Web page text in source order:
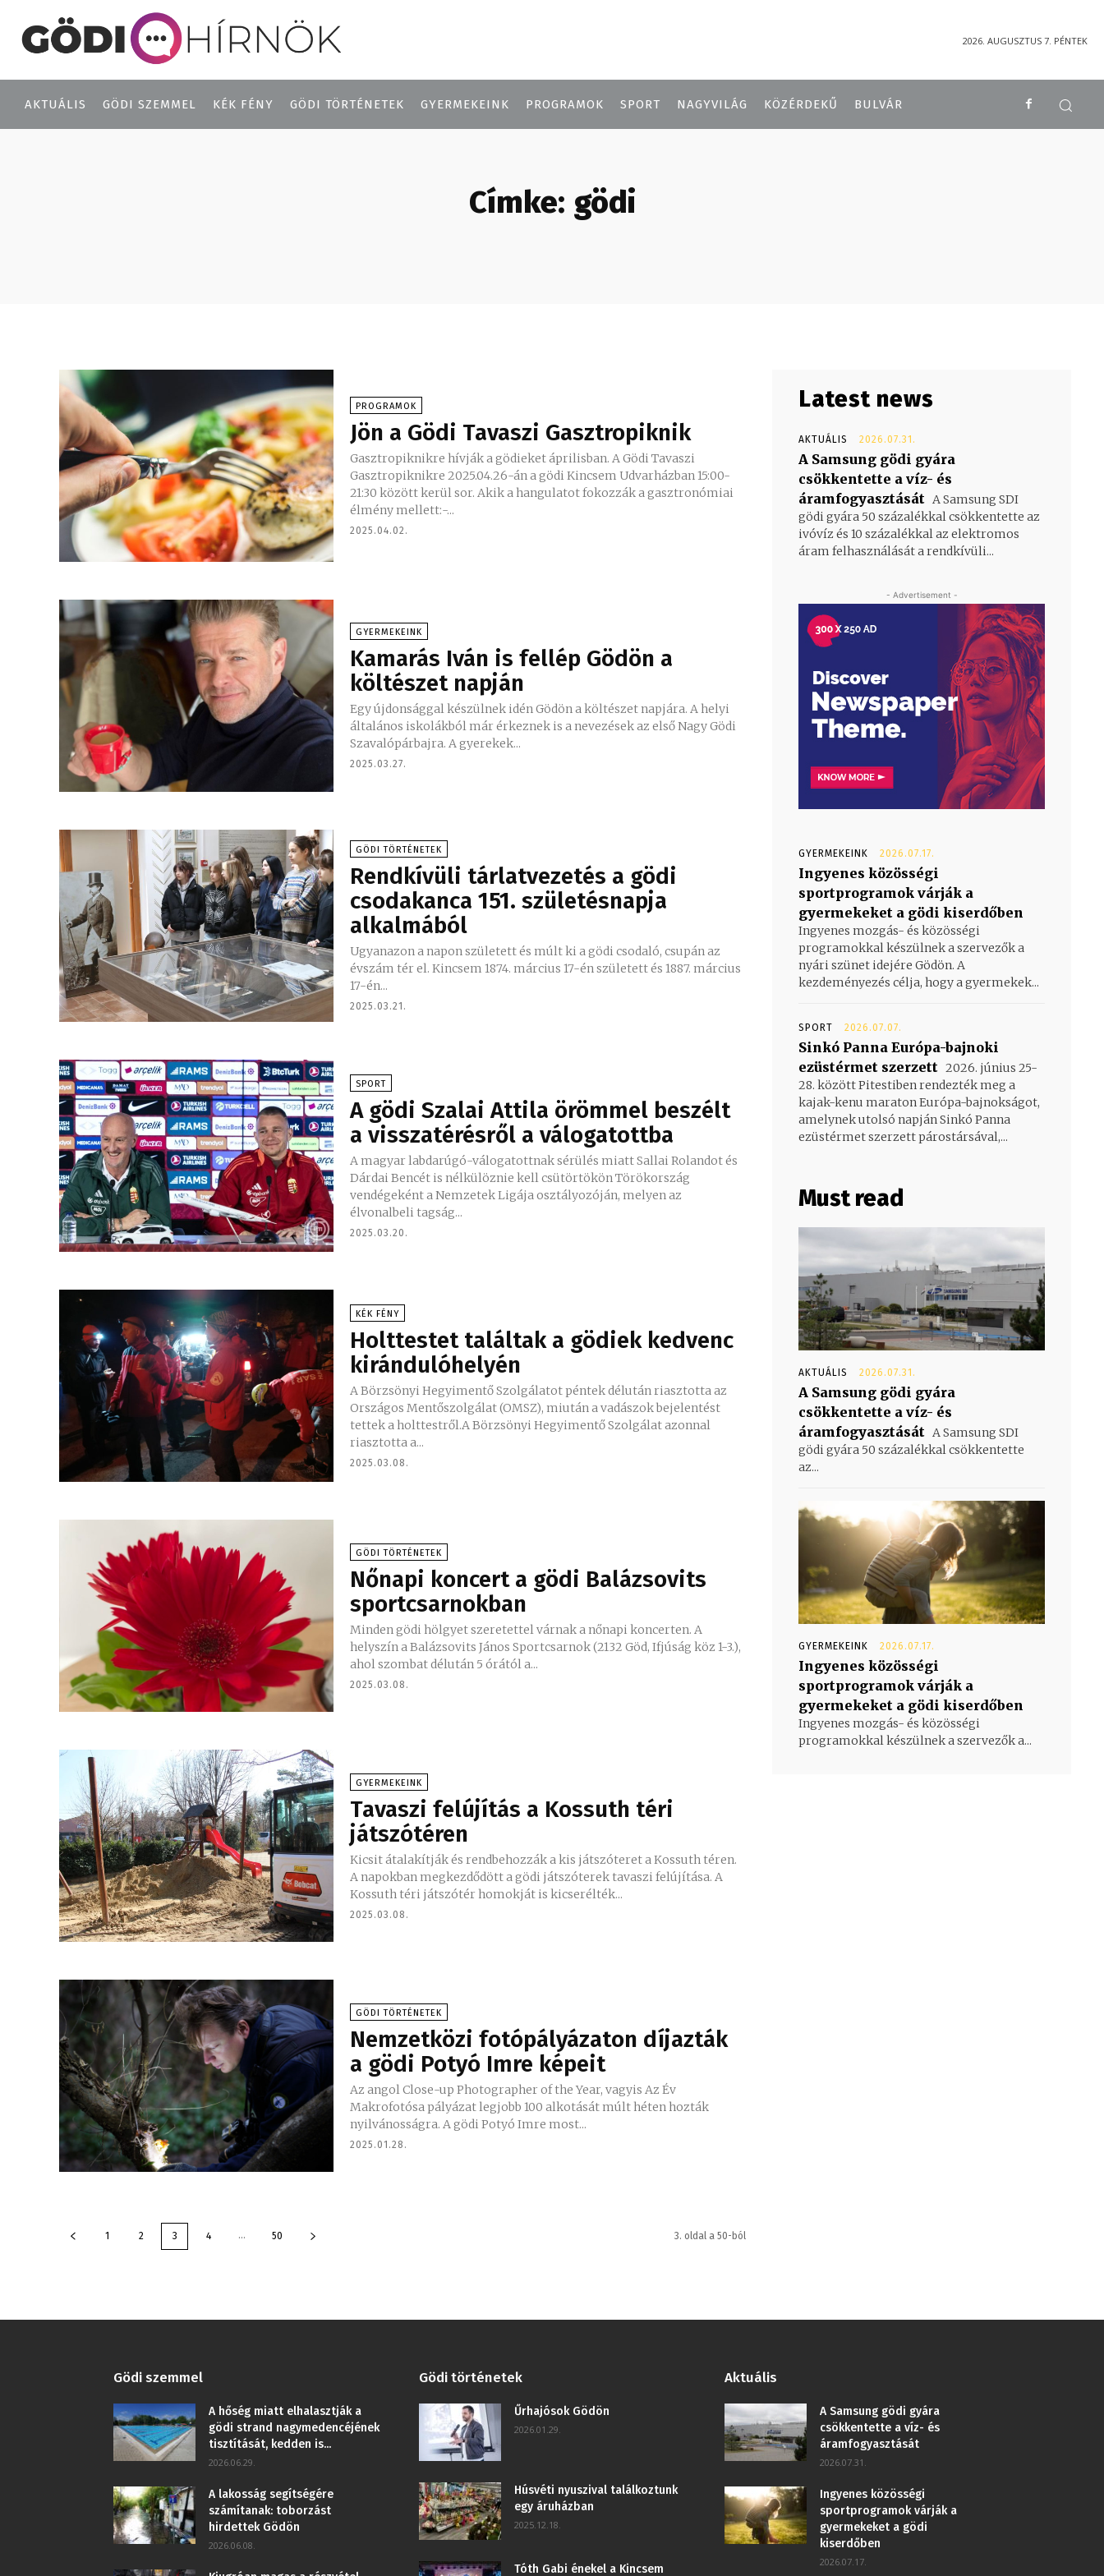
2026. AUGUSZTUS 7. PÉNTEK
AKTUÁLIS GÖDI SZEMMEL KÉK FÉNY GÖDI TÖRTÉNETEK GYERMEKEINK PROGRAMOK SPORT NAGYVILÁG KÖZÉRDEKŰ BULVÁR
Címke: gödi
PROGRAMOK
Jön a Gödi Tavaszi Gasztropiknik
Gasztropiknikre hívják a gödieket áprilisban. A Gödi Tavaszi
Gasztropiknikre 2025.04.26-án a gödi Kincsem Udvarházban 15:00-
21:30 között kerül sor. Akik a hangulatot fokozzák a gasztronómiai
élmény mellett:-...
2025.04.02.
GYERMEKEINK
Kamarás Iván is fellép Gödön a
költészet napján
Egy újdonsággal készülnek idén Gödön a költészet napjára. A helyi
általános iskolákból már érkeznek is a nevezések az első Nagy Gödi
Szavalópárbajra. A gyerekek...
2025.03.27.
GÖDI TÖRTÉNETEK
Rendkívüli tárlatvezetés a gödi
csodakanca 151. születésnapja
alkalmából
Ugyanazon a napon született és múlt ki a gödi csodaló, csupán az
évszám tér el. Kincsem 1874. március 17-én született és 1887. március
17-én...
2025.03.21.
SPORT
A gödi Szalai Attila örömmel beszélt
a visszatérésről a válogatottba
A magyar labdarúgó-válogatottnak sérülés miatt Sallai Rolandot és
Dárdai Bencét is nélkülöznie kell csütörtökön Törökország
vendégeként a Nemzetek Ligája osztályozóján, melyen az
élvonalbeli tagság...
2025.03.20.
KÉK FÉNY
Holttestet találtak a gödiek kedvenc
kirándulóhelyén
A Börzsönyi Hegyimentő Szolgálatot péntek délután riasztotta az
Országos Mentőszolgálat (OMSZ), miután a vadászok bejelentést
tettek a holttestről.A Börzsönyi Hegyimentő Szolgálat azonnal
riasztotta a...
2025.03.08.
GÖDI TÖRTÉNETEK
Nőnapi koncert a gödi Balázsovits
sportcsarnokban
Minden gödi hölgyet szeretettel várnak a nőnapi koncerten. A
helyszín a Balázsovits János Sportcsarnok (2132 Göd, Ifjúság köz 1-3.),
ahol szombat délután 5 órától a...
2025.03.08.
GYERMEKEINK
Tavaszi felújítás a Kossuth téri
játszótéren
Kicsit átalakítják és rendbehozzák a kis játszóteret a Kossuth téren.
A napokban megkezdődött a gödi játszóterek tavaszi felújítása. A
Kossuth téri játszótér homokját is kicserélték...
2025.03.08.
GÖDI TÖRTÉNETEK
Nemzetközi fotópályázaton díjazták
a gödi Potyó Imre képeit
Az angol Close-up Photographer of the Year, vagyis Az Év
Makrofotósa pályázat legjobb 100 alkotását múlt héten hozták
nyilvánosságra. A gödi Potyó Imre most...
2025.01.28.
1 2 3 4 ... 50 3. oldal a 50-ból
Latest news
AKTUÁLIS 2026.07.31.
A Samsung gödi gyára
csökkentette a víz- és
áramfogyasztását A Samsung SDI
gödi gyára 50 százalékkal csökkentette az
ivóvíz és 10 százalékkal az elektromos
áram felhasználását a rendkívüli...
- Advertisement -
GYERMEKEINK 2026.07.17.
Ingyenes közösségi
sportprogramok várják a
gyermekeket a gödi kiserdőben
Ingyenes mozgás- és közösségi
programokkal készülnek a szervezők a
nyári szünet idejére Gödön. A
kezdeményezés célja, hogy a gyermekek...
SPORT 2026.07.07.
Sinkó Panna Európa-bajnoki
ezüstérmet szerzett 2026. június 25-
28. között Pitestiben rendezték meg a
kajak-kenu maraton Európa-bajnokságot,
amelynek utolsó napján Sinkó Panna
ezüstérmet szerzett párostársával,...
Must read
AKTUÁLIS 2026.07.31.
A Samsung gödi gyára
csökkentette a víz- és
áramfogyasztását A Samsung SDI
gödi gyára 50 százalékkal csökkentette
az...
GYERMEKEINK 2026.07.17.
Ingyenes közösségi
sportprogramok várják a
gyermekeket a gödi kiserdőben
Ingyenes mozgás- és közösségi
programokkal készülnek a szervezők a...
Gödi szemmel
A hőség miatt elhalasztják a
gödi strand nagymedencéjének
tisztítását, kedden is...
2026.06.29.
A lakosság segítségére
számítanak: toborzást
hirdettek Gödön
2026.06.08.
Gödi történetek
Űrhajósok Gödön
2026.01.29.
Húsvéti nyuszival találkoztunk
egy áruházban
2025.12.18.
Tóth Gabi énekel a Kincsem
Aktuális
A Samsung gödi gyára
csökkentette a víz- és
áramfogyasztását
2026.07.31.
Ingyenes közösségi
sportprogramok várják a
gyermekeket a gödi
kiserdőben
2026.07.17.